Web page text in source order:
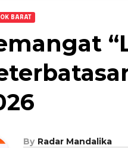
BARAT
By Radar Mandalika